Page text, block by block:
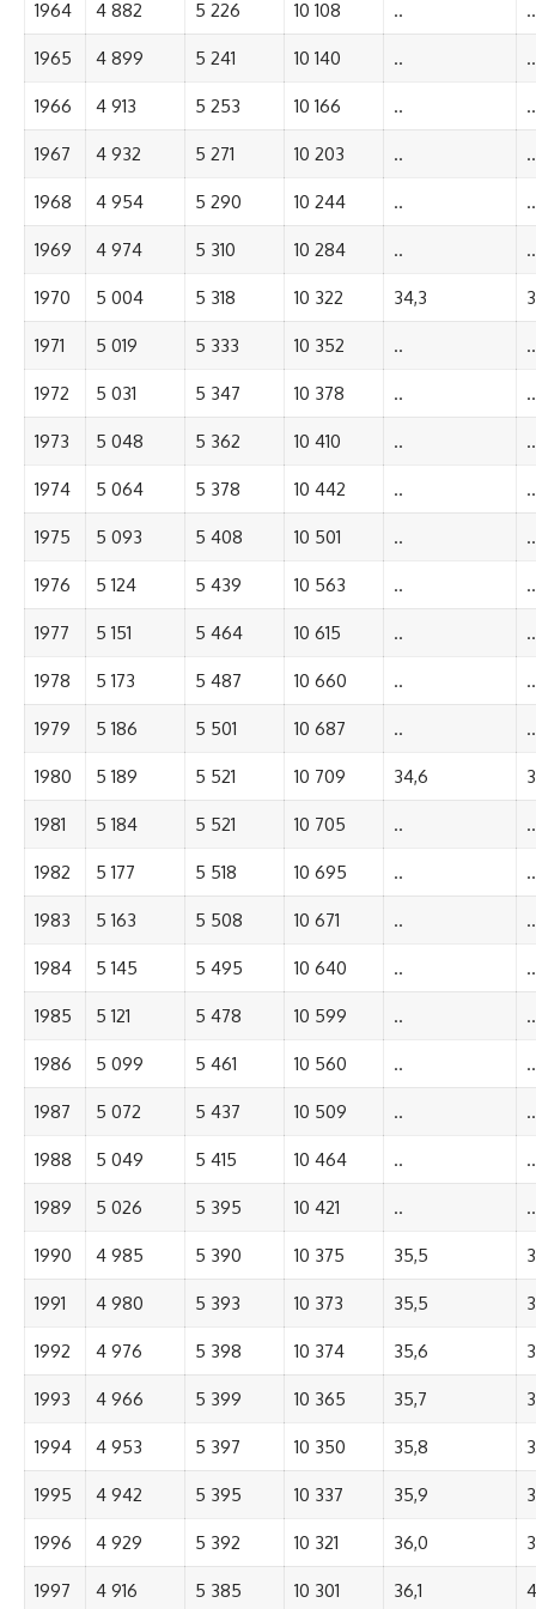
1964 4 882 5 226 10 108 .. ..
1965 4 899 5 241 10 140 .. ..
1966 4 913 5 253 10 166 .. ..
1967 4 932 5 271 10 203 .. ..
1968 4 954 5 290 10 244 .. ..
1969 4 974 5 310 10 284 .. ..
1970 5 004 5 318 10 322 34,3
1971 5 019 5 333 10 352 .. ..
1972 5 031 5 347 10 378 .. ..
1973 5 048 5 362 10 410 .. ..
1974 5 064 5 378 10 442 .. ..
1975 5 093 5 408 10 501 .. ..
1976 5 124 5 439 10 563 .. ..
1977 5 151 5 464 10 615 .. ..
1978 5 173 5 487 10 660 .. ..
1979 5 186 5 501 10 687 .. ..
1980 5 189 5 521 10 709 34,6
1981 5 184 5 521 10 705 .. ..
1982 5 177 5 518 10 695 .. ..
1983 5 163 5 508 10 671 .. ..
1984 5 145 5 495 10 640 .. ..
1985 5 121 5 478 10 599 .. ..
1986 5 099 5 461 10 560 .. ..
1987 5 072 5 437 10 509 .. ..
1988 5 049 5 415 10 464 .. ..
1989 5 026 5 395 10 421 .. ..
1990 4 985 5 390 10 375 35,5
1991 4 980 5 393 10 373 35,5
1992 4 976 5 398 10 374 35,6
1993 4 966 5 399 10 365 35,7
1994 4 953 5 397 10 350 35,8
1995 4 942 5 395 10 337 35,9
1996 4 929 5 392 10 321 36,0
1997 4 916 5 385 10 301 36,1